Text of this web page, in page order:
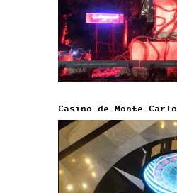
Casino de Monte Carlo